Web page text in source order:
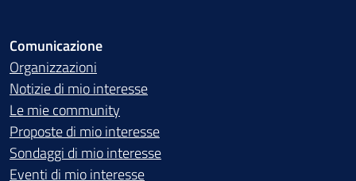
Comunicazione
Organizzazioni
Notizie di mio interesse
Le mie community
Proposte di mio interesse
Sondaggi di mio interesse
Eventi di mio interesse